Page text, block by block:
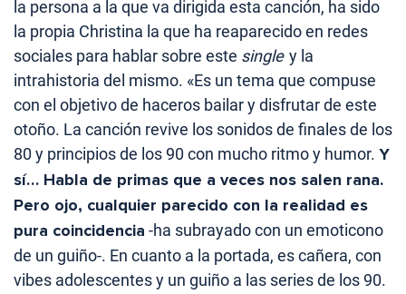
la persona a la que va dirigida esta canción, ha sido
la propia Christina la que ha reaparecido en redes
sociales para hablar sobre este single y la
intrahistoria del mismo. «Es un tema que compuse
con el objetivo de haceros bailar y disfrutar de este
otoño. La canción revive los sonidos de finales de los
80 y principios de los 90 con mucho ritmo y humor. Y
sí… Habla de primas que a veces nos salen rana.
Pero ojo, cualquier parecido con la realidad es
pura coincidencia -ha subrayado con un emoticono
de un guiño-. En cuanto a la portada, es cañera, con
vibes adolescentes y un guiño a las series de los 90.